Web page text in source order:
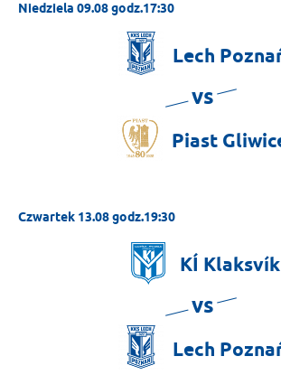
Niedziela 09.08 godz.17:30
Lech
vs
Piast
Czwartek 13.08 godz.19:30
KÍ Klaksvík
vs
Lech